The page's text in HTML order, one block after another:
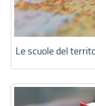
Le scuole del